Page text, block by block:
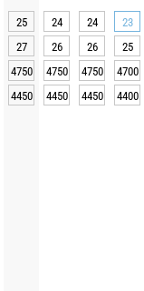
25 24 24 23
27
26 26 25
4750
4750 4750 4700
4450
4450 4450 4400